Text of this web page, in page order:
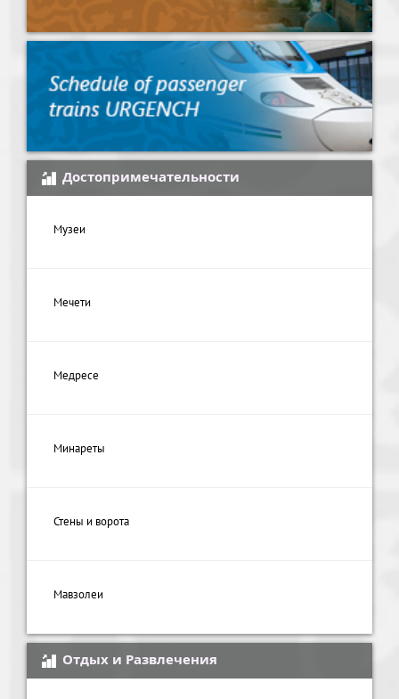
Достопримечательности
Музеи
Мечети
Медресе
Минареты
Стены и ворота
Мавзолеи
Отдых и Развлечения